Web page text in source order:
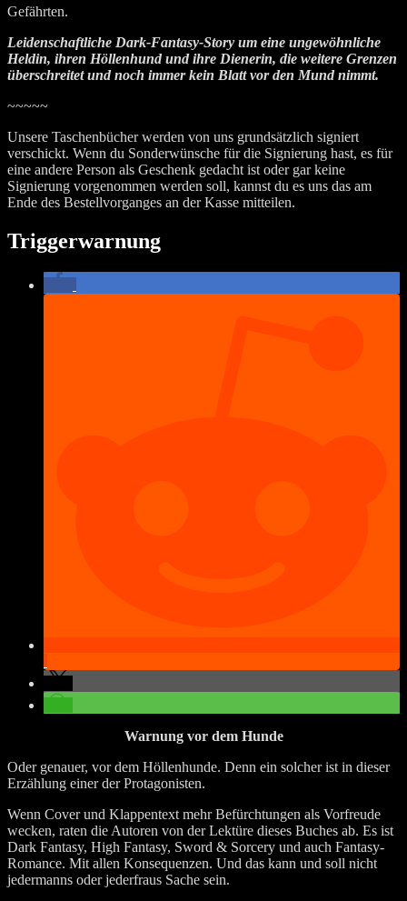
Gefährten.
Leidenschaftliche Dark-Fantasy-Story um eine ungewöhnliche
Heldin, ihren Höllenhund und ihre Dienerin, die weitere Grenzen
überschreitet und noch immer kein Blatt vor den Mund nimmt.
~~~~~
Unsere Taschenbücher werden von uns grundsätzlich signiert
verschickt. Wenn du Sonderwünsche für die Signierung hast, es für
eine andere Person als Geschenk gedacht ist oder gar keine
Signierung vorgenommen werden soll, kannst du es uns das am
Ende des Bestellvorganges an der Kasse mitteilen.
Triggerwarnung
Warnung vor dem Hunde
Oder genauer, vor dem Höllenhunde. Denn ein solcher ist in dieser
Erzählung einer der Protagonisten.
Wenn Cover und Klappentext mehr Befürchtungen als Vorfreude
wecken, raten die Autoren von der Lektüre dieses Buches ab. Es ist
Dark Fantasy, High Fantasy, Sword & Sorcery und auch Fantasy-
Romance. Mit allen Konsequenzen. Und das kann und soll nicht
jedermanns oder jederfraus Sache sein.